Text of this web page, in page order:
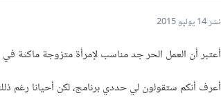
نشر14 يوليو 2015
أعتبر أن العمل الحر جد مناسب لإمرأة متزوجة ماكثة
أعرف أنكم ستقولون لي حددي برنامج، لكن أحيانا رغم